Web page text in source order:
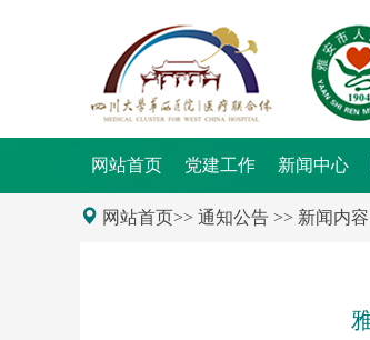
网站首页 党建工作 新闻中心
网站首页>> 通知公告 >> 新闻内容